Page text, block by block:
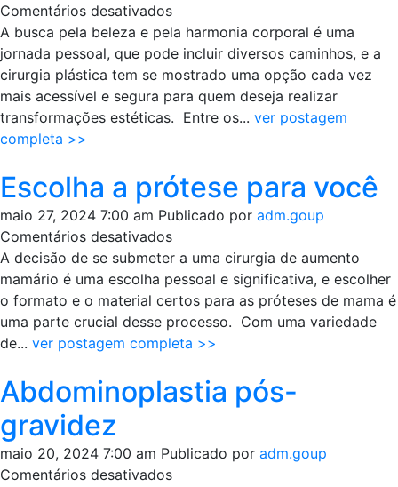
Comentários desativadosem
Saiba
tudo
sobre
a
prótese
A busca pela beleza e pela harmonia corporal é uma
jornada pessoal, que pode incluir diversos caminhos, e a
cirurgia plástica tem se mostrado uma opção cada vez
mais acessível e segura para quem deseja realizar
transformações estéticas. Entre os... ver postagem
completa >>
Escolha a prótese para você
maio 27, 2024 7:00 am Publicado por adm.goup
Comentários desativadosem
Escolha
a
prótese
para
você
A decisão de se submeter a uma cirurgia de aumento
mamário é uma escolha pessoal e significativa, e escolher
o formato e o material certos para as próteses de mama é
uma parte crucial desse processo. Com uma variedade
de... ver postagem completa >>
Abdominoplastia pós-
gravidez
maio 20, 2024 7:00 am Publicado por adm.goup
Comentários desativadosem